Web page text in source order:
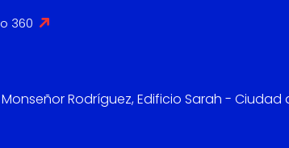
360
Rodríguez, Edificio Sarah - Ciudad